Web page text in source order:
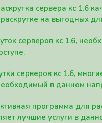
сервера кс 1.6
на выгодных
серверов кс 1.6,
серверов кс 1.6,
в данном
программа для
лучшие услуги в